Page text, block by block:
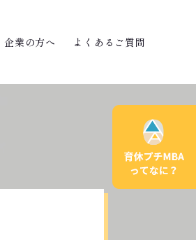
企業の方へ よくあるご質問